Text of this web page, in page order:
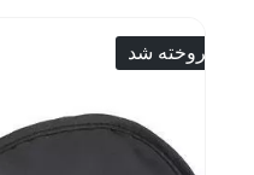
فروخته شد